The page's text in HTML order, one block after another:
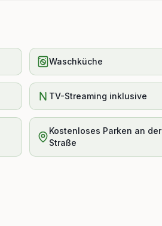
Waschküche
TV-Streaming inklusive
Kostenloses Parken an der
Straße